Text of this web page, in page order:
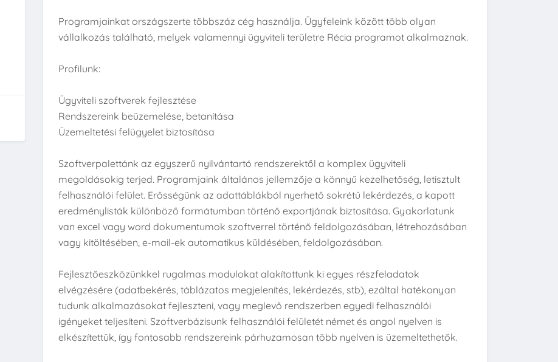
Programjainkat országszerte többszáz cég használja. Ügyfeleink között több olyan
vállalkozás található, melyek valamennyi ügyviteli területre Récia programot alkalmaznak.
Profilunk:
Ügyviteli szoftverek fejlesztése
Rendszereink beüzemelése, betanítása
Üzemeltetési felügyelet biztosítása
Szoftverpalettánk az egyszerű nyilvántartó rendszerektől a komplex ügyviteli
megoldásokig terjed. Programjaink általános jellemzője a könnyű kezelhetőség, letisztult
felhasználói felület. Erősségünk az adattáblákból nyerhető sokrétű lekérdezés, a kapott
eredménylisták különböző formátumban történő exportjának biztosítása. Gyakorlatunk
van excel vagy word dokumentumok szoftverrel történő feldolgozásában, létrehozásában
vagy kitöltésében, e-mail-ek automatikus küldésében, feldolgozásában.
Fejlesztőeszközünkkel rugalmas modulokat alakítottunk ki egyes részfeladatok
elvégzésére (adatbekérés, táblázatos megjelenítés, lekérdezés, stb), ezáltal hatékonyan
tudunk alkalmazásokat fejleszteni, vagy meglevő rendszerben egyedi felhasználói
igényeket teljesíteni. Szoftverbázisunk felhasználói felületét német és angol nyelven is
elkészítettük, így fontosabb rendszereink párhuzamosan több nyelven is üzemeltethetők.